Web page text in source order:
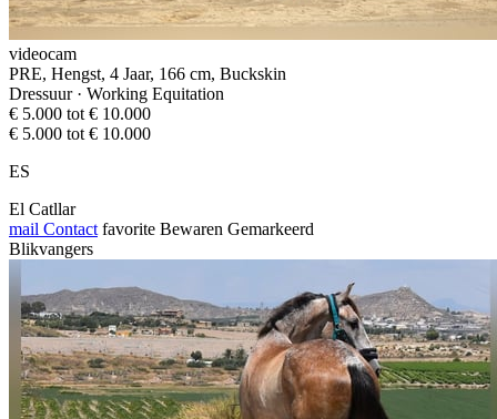
videocam
PRE, Hengst, 4 Jaar, 166 cm, Buckskin
Dressuur · Working Equitation
€ 5.000 tot € 10.000
€ 5.000 tot € 10.000
ES
El Catllar
mail Contact favorite Bewaren Gemarkeerd
Blikvangers